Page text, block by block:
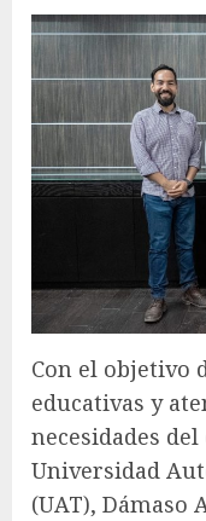
Con el objetivo
educativas y
necesidades
Universidad
(UAT), Dámaso